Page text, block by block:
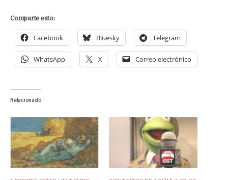
Comparte esto:
Facebook Bluesky Telegram
WhatsApp X Correo electrónico
Relacionado